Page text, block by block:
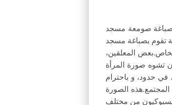
صباغة صومعة مسجد
تقوم بصباغة مسجد
المعلقين،
تشوه صورة المرأة
في حدود، و باحترام
الصورة
من مختلف